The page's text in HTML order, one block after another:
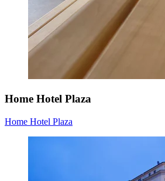
Home Hotel Plaza
Home Hotel Plaza